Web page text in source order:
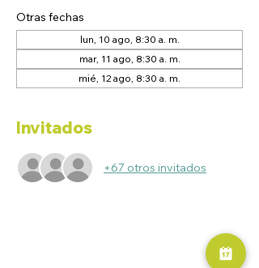
Otras fechas
lun, 10 ago, 8:30 a. m.
mar, 11 ago, 8:30 a. m.
mié, 12 ago, 8:30 a. m.
Invitados
+67 otros invitados